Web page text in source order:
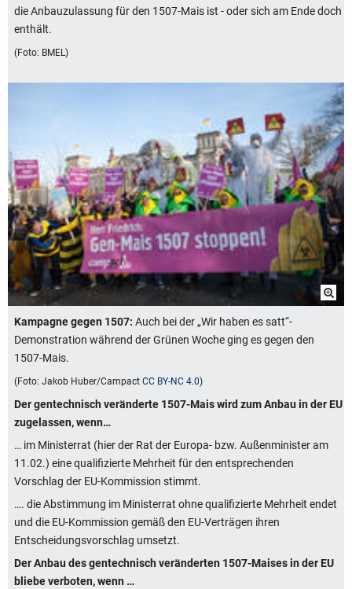
die Anbauzulassung für den 1507-Mais ist - oder sich am Ende doch
enthält.
(Foto: BMEL)
Kampagne gegen 1507: Auch bei der „Wir haben es satt“-
Demonstration während der Grünen Woche ging es gegen den
1507-Mais.
(Foto: Jakob Huber/Campact CC BY-NC 4.0)
Der gentechnisch veränderte 1507-Mais wird zum Anbau in der EU
zugelassen, wenn…
… im Ministerrat (hier der Rat der Europa- bzw. Außenminister am
11.02.) eine qualifizierte Mehrheit für den entsprechenden
Vorschlag der EU-Kommission stimmt.
…. die Abstimmung im Ministerrat ohne qualifizierte Mehrheit endet
und die EU-Kommission gemäß den EU-Verträgen ihren
Entscheidungsvorschlag umsetzt.
Der Anbau des gentechnisch veränderten 1507-Maises in der EU
bliebe verboten, wenn …